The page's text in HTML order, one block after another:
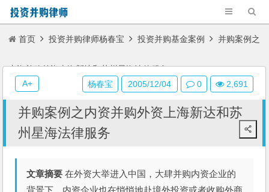
首页 投资并购律师杨春宝 投资并购基金案例 并购案例之
内资并购外资上海新达和苏州星海法律服务
并购案例之内资并购外资上海新达和苏
州星海法律服务
文章摘要 在外资大举进入中国，大肆并购内资企业的
背景下，内资企业也在悄悄地赴境外投资或者收购外商
杨春宝 2005/12/04 0 2,691
A+